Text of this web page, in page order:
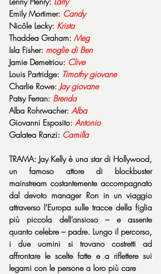
Emily Mortimer: Candy
Nicôle Lecky: Krista
Thaddea Graham: Meg
Isla Fisher: moglie di Ben
Jamie Demetriou: Clive
Louis Partridge: Timothy giovane
Charlie Rowe: Jay giovane
Patsy Ferran: Brenda
Alba Rohrwacher: Alba
Giovanni Esposito: Antonio
Galatea Ranzi: Camilla
TRAMA: Jay Kelly è una star di Hollywood,
un famoso attore di blockbuster
mainstream costantemente accompagnato
dal devoto manager Ron in un viaggio
attraverso l’Europa sulle tracce della figlia
più piccola dell’ansioso – e assente
quanto celebre – padre. Lungo il percorso,
i due uomini si trovano costretti ad
affrontare le scelte fatte e a riflettere sui
legami con le persone a loro più care